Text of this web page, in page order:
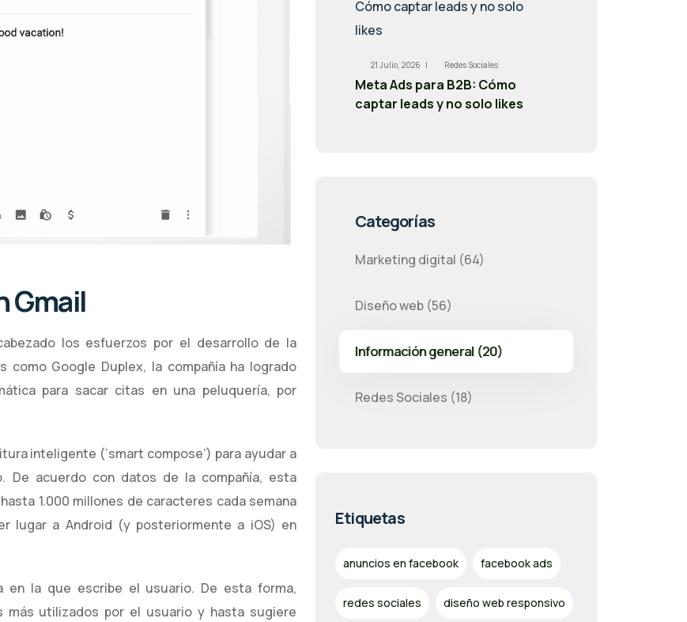
Gmail
los esfuerzos por el desarrollo de la
Google Duplex, la compañía ha logrado
para sacar citas en una peluquería, por
inteligente (‘smart compose’) para ayudar a
De acuerdo con datos de la compañía, esta
1.000 millones de caracteres cada semana
lugar a Android (y posteriormente a iOS) en
la que escribe el usuario. De esta forma,
utilizados por el usuario y hasta sugiere
21 Julio, 2026 | Redes Sociales
Meta Ads para B2B: Cómo
captar leads y no solo likes
Categorías
Marketing digital (64)
Diseño web (56)
Información general (20)
Redes Sociales (18)
Etiquetas
anuncios en facebook facebook ads
redes sociales diseño web responsivo